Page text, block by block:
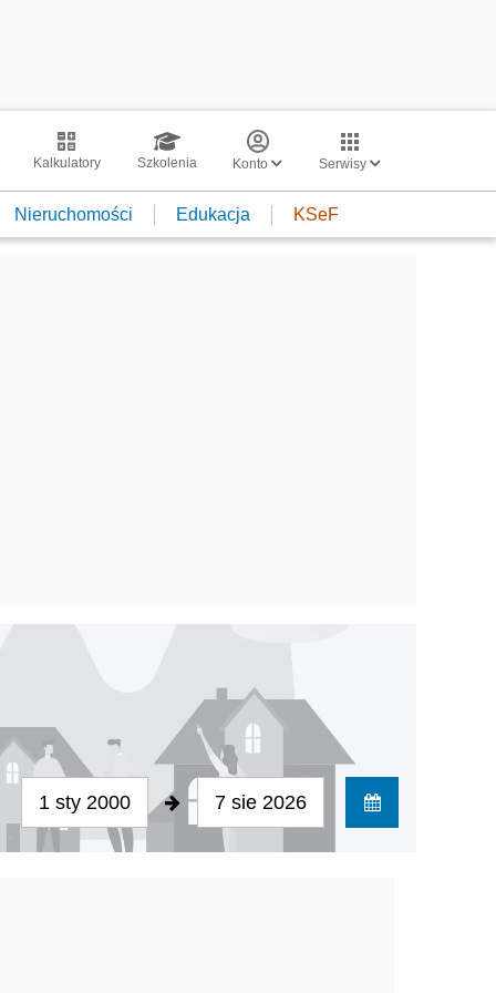
Kalkulatory Szkolenia Konto Serwisy
Nieruchomości Edukacja KSeF
1 sty 2000 7 sie 2026